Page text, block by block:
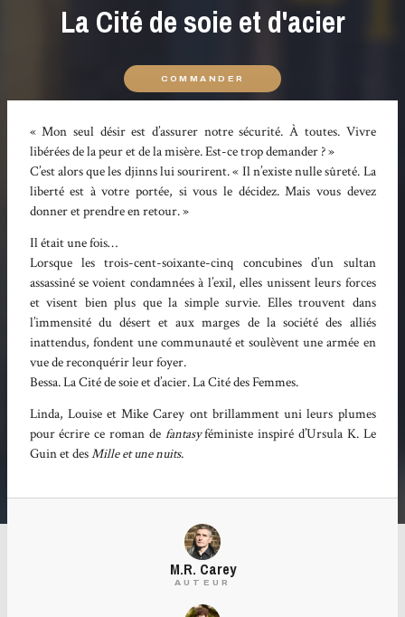
La Cité de soie et d'acier
COMMANDER
« Mon seul désir est d’assurer notre sécurité. À toutes. Vivre
libérées de la peur et de la misère. Est-ce trop demander ? »
C’est alors que les djinns lui sourirent. « Il n’existe nulle sûreté. La
liberté est à votre portée, si vous le décidez. Mais vous devez
donner et prendre en retour. »
Il était une fois…
Lorsque les trois-cent-soixante-cinq concubines d’un sultan
assassiné se voient condamnées à l’exil, elles unissent leurs forces
et visent bien plus que la simple survie. Elles trouvent dans
l’immensité du désert et aux marges de la société des alliés
inattendus, fondent une communauté et soulèvent une armée en
vue de reconquérir leur foyer.
Bessa. La Cité de soie et d’acier. La Cité des Femmes.
Linda, Louise et Mike Carey ont brillamment uni leurs plumes
pour écrire ce roman defantasyféministe inspiré d’Ursula K. Le
Guin et desMille et une nuits.
M.R. Carey
AUTEUR